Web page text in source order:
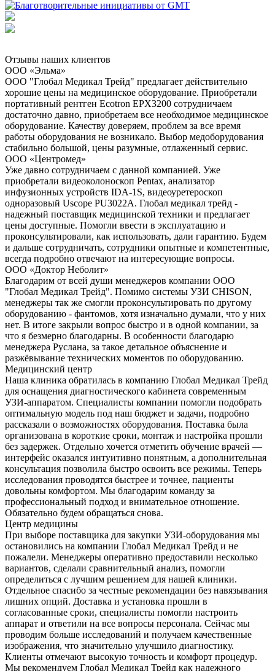
Отзывы наших клиентов
ООО «Эльма»
ООО "Глобал Медикал Трейд" предлагает действительно
хорошие цены на медицинское оборудование. Приобретали
портативный рентген Ecotron EPX3200 сотрудничаем
достаточно давно, приобретаем все необходимое медицинское
оборудование. Качеству доверяем, проблем за все время
работы оборудования не возникало. Выбор медоборудования
стабильно большой, цены разумные, отлаженный сервис.
ООО «Центромед»
Уже давно сотрудничаем с данной компанией. Уже
приобретали видеоколоноскоп Pentax, анализатор
инфузионных устройств IDA-1S, видеоуретероскоп
одноразовый Uscope PU3022A. Глобал медикал трейд -
надежный поставщик медицинской техники и предлагает
цены доступные. Помогли ввести в эксплуатацию и
проконсультировали, как использовать, дали гарантию. Будем
и дальше сотрудничать, сотрудники опытные и компетентные,
всегда подробно отвечают на интересующие вопросы.
ООО «Доктор Неболит»
Благодарим от всей души менеджеров компании ООО
"Глобал Медикал Трейд". Помимо системы УЗИ CHISON,
менеджеры так же смогли проконсультировать по другому
оборудованию - фантомов, хотя изначально думали, что у них
нет. В итоге закрыли вопрос быстро и в одной компании, за
что я безмерно благодарны. В особенности благодарю
менеджера Руслана, за такое детальное объяснение и
разжёвывание технических моментов по оборудованию.
Медицинский центр
Наша клиника обратилась в компанию Глобал Медикал Трейд
для оснащения диагностического кабинета современным
УЗИ-аппаратом. Специалисты компании помогли подобрать
оптимальную модель под наш бюджет и задачи, подробно
рассказали о возможностях оборудования. Поставка была
организована в короткие сроки, монтаж и настройка прошли
без задержек. Отдельно хочется отметить обучение врачей —
интерфейс оказался интуитивно понятным, а дополнительная
консультация позволила быстро освоить все режимы. Теперь
исследования проводятся быстрее и точнее, пациенты
довольны комфортом. Мы благодарим команду за
профессиональный подход и внимательное отношение.
Обязательно будем обращаться снова.
Центр медицины
При выборе поставщика для закупки УЗИ-оборудования мы
остановились на компании Глобал Медикал Трейд и не
пожалели. Менеджеры оперативно предоставили несколько
вариантов, сделали сравнительный анализ, помогли
определиться с лучшим решением для нашей клиники.
Отдельное спасибо за честные рекомендации без навязывания
лишних опций. Доставка и установка прошли в
согласованные сроки, специалисты помогли настроить
аппарат и ответили на все вопросы персонала. Сейчас мы
проводим больше исследований и получаем качественные
изображения, что значительно улучшило диагностику.
Клиенты отмечают высокую точность и комфорт процедур.
Мы рекомендуем Глобал Медикал Трейд как надежного